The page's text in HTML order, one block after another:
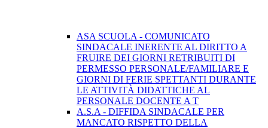
ASA SCUOLA - COMUNICATO
SINDACALE INERENTE AL DIRITTO A
FRUIRE DEI GIORNI RETRIBUITI DI
PERMESSO PERSONALE/FAMILIARE E
GIORNI DI FERIE SPETTANTI DURANTE
LE ATTIVITÀ DIDATTICHE AL
PERSONALE DOCENTE A T
A.S.A - DIFFIDA SINDACALE PER
MANCATO RISPETTO DELLA